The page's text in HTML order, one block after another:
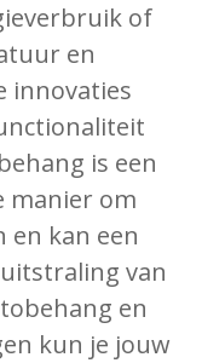
of
en
innovaties
is een
manier om
kan een
van
en
kun je jouw